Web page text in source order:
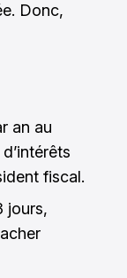
Donc,
an au
fiscal.
jours,